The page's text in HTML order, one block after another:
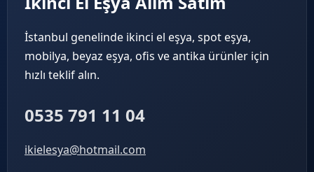
İstanbul genelinde ikinci el eşya, spot eşya,
mobilya, beyaz eşya, ofis ve antika ürünler için
hızlı teklif alın.
0535 791 11 04
ikielesya@hotmail.com